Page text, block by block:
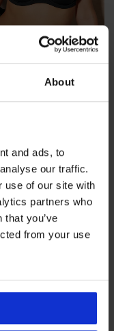
About
and ads, to
our traffic.
use of our site with
partners who
you’ve
from your use
на бързосъхнещ
LIMITED